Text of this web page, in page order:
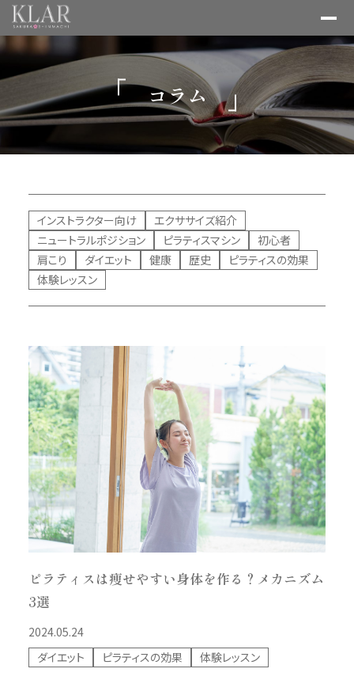
コラム
インストラクター向け
エクササイズ紹介
ニュートラルポジション
ピラティスマシン
初心者
肩こり
ダイエット 健康 歴史
ピラティスの効果
体験レッスン
ピラティスは痩せやすい身体を作る？メカニズム
3選
2024.05.24
ダイエット
ピラティスの効果 体験レッスン